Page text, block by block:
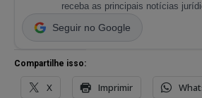
receba as principais notícias
Seguir no Google
Compartilhe isso:
X Imprimir